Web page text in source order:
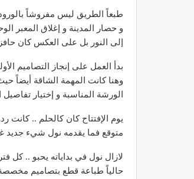
طبعاً الطريق ليس مفروشاً بالورود
و حصار المدينة و إغلاق المعبر
إلى النور بل على العكس كان
بدأ العمل على إنجاز التصاميم
وهنا كانت المهمة الشاقة أيضاً
الورشة المناسبة و إختيار
يوم الإفتتاح كان كالحلم .. كانت
متوقع فما يقدمه نول شيء جديد
لازال نول في بداياته يحبو .. كل
حالياً طباعة قطع بتصاميم